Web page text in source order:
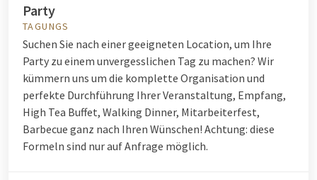
Party
TAGUNGS
Suchen Sie nach einer geeigneten Location, um Ihre
Party zu einem unvergesslichen Tag zu machen? Wir
kümmern uns um die komplette Organisation und
perfekte Durchführung Ihrer Veranstaltung, Empfang,
High Tea Buffet, Walking Dinner, Mitarbeiterfest,
Barbecue ganz nach Ihren Wünschen! Achtung: diese
Formeln sind nur auf Anfrage möglich.